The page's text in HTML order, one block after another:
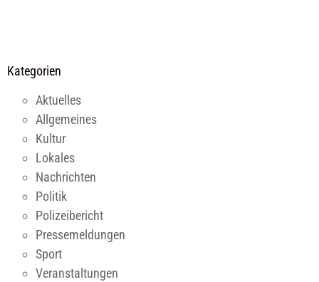
Kategorien
Aktuelles
Allgemeines
Kultur
Lokales
Nachrichten
Politik
Polizeibericht
Pressemeldungen
Sport
Veranstaltungen